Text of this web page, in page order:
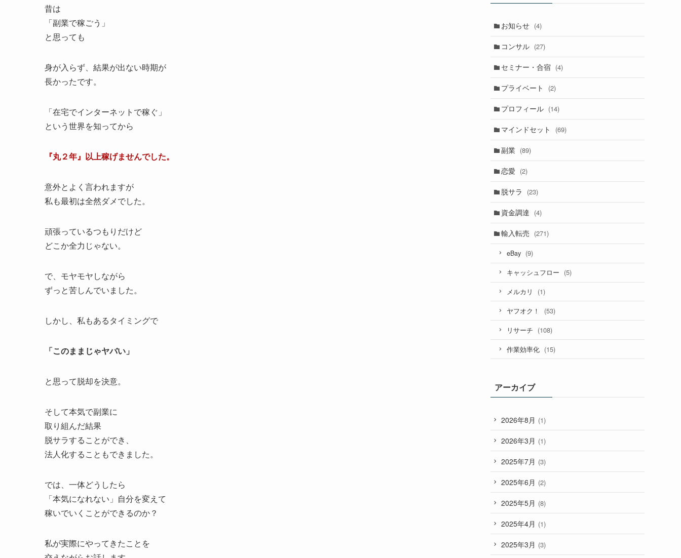
昔は
「副業で稼ごう」
と思っても
身が入らず、結果が出ない時期が
長かったです。
「在宅でインターネットで稼ぐ」
という世界を知ってから
『丸２年』以上稼げませんでした。
意外とよく言われますが
私も最初は全然ダメでした。
頑張っているつもりだけど
どこか全力じゃない。
で、モヤモヤしながら
ずっと苦しんでいました。
しかし、私もあるタイミングで
「このままじゃヤバい」
と思って脱却を決意。
そして本気で副業に
取り組んだ結果
脱サラすることができ、
法人化することもできました。
では、一体どうしたら
「本気になれない」自分を変えて
稼いでいくことができるのか？
私が実際にやってきたことを
お知らせ (4)
コンサル (27)
セミナー・合宿 (4)
プライベート (2)
プロフィール (14)
マインドセット (69)
副業 (89)
恋愛 (2)
脱サラ (23)
資金調達 (4)
輸入転売 (271)
eBay (9)
キャッシュフロー (5)
メルカリ (1)
ヤフオク！ (53)
リサーチ (108)
作業効率化 (15)
アーカイブ
2026年8月 (1)
2026年3月 (1)
2025年7月 (3)
2025年6月 (2)
2025年5月 (8)
2025年4月 (1)
2025年3月 (3)